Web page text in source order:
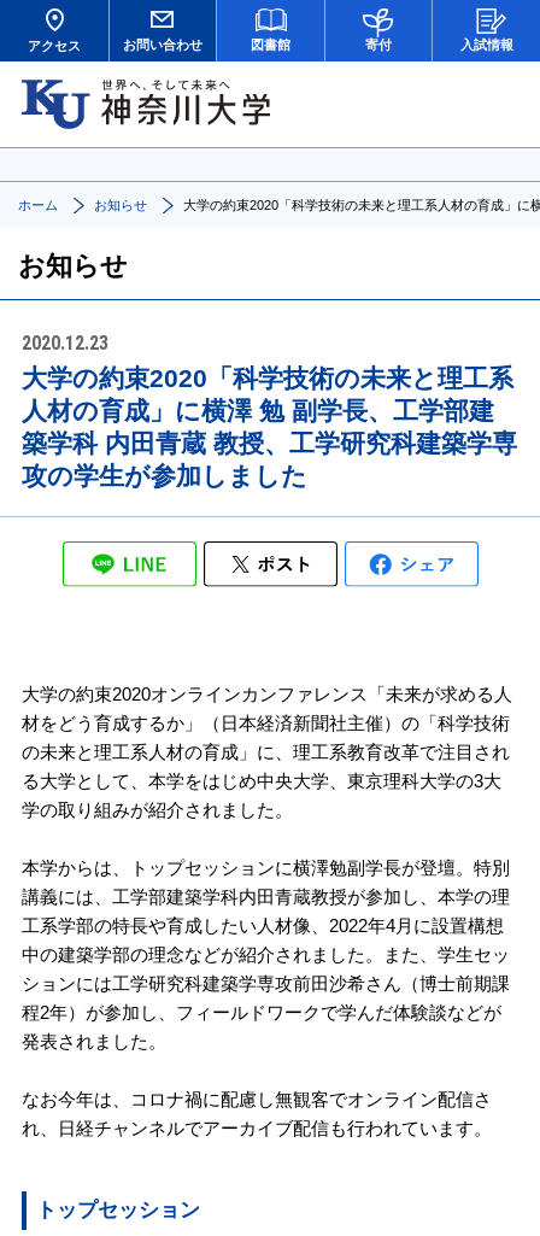
アクセス お問い合わせ 図書館 寄付 入試情報
ホーム お知らせ 大学の約束2020「科学技術の未来と理工系人材の育成」
お知らせ
2020.12.23
大学の約束2020「科学技術の未来と理工系
人材の育成」に横澤 勉 副学長、工学部建
築学科 内田青蔵 教授、工学研究科建築学専
攻の学生が参加しました
大学の約束2020オンラインカンファレンス「未来が求める人
材をどう育成するか」（日本経済新聞社主催）の「科学技術
の未来と理工系人材の育成」に、理工系教育改革で注目され
る大学として、本学をはじめ中央大学、東京理科大学の3大
学の取り組みが紹介されました。
本学からは、トップセッションに横澤勉副学長が登壇。特別
講義には、工学部建築学科内田青蔵教授が参加し、本学の理
工系学部の特長や育成したい人材像、2022年4月に設置構想
中の建築学部の理念などが紹介されました。また、学生セッ
ションには工学研究科建築学専攻前田沙希さん（博士前期課
程2年）が参加し、フィールドワークで学んだ体験談などが
発表されました。
なお今年は、コロナ禍に配慮し無観客でオンライン配信さ
れ、日経チャンネルでアーカイブ配信も行われています。
トップセッション